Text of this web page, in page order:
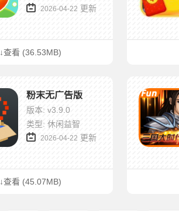
2026-04-22 更新
↓查看 (36.53MB)
粉末无广告版
版本: v3.9.0
类型: 休闲益智
2026-04-22 更新
↓查看 (45.07MB)